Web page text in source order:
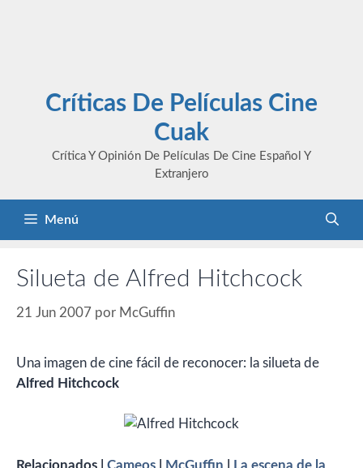
Críticas De Películas Cine
Cuak
Crítica Y Opinión De Películas De Cine Español Y
Extranjero
Menú
Silueta de Alfred Hitchcock
21 Jun 2007 por McGuffin
Una imagen de cine fácil de reconocer: la silueta de
Alfred Hitchcock
Relacionados | Cameos McGuffin
La escena de la